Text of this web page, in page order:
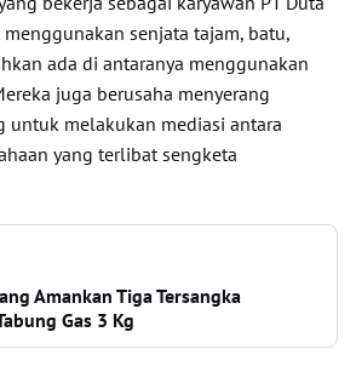
senjata tajam, batu,
ada di antaranya menggunakan
juga berusaha menyerang
untuk melakukan mediasi antara
yang terlibat sengketa
Amankan Tiga Tersangka
Gas 3 Kg